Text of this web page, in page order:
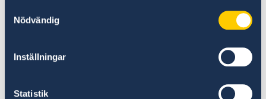
Nödvändig
Inställningar
Statistik
Resa i landet
Ansökan lämnar du in till svensk ambassad
du skicka den direkt till Migrationsverket i
Medborgarskapsenheten 601 70 Norrköping